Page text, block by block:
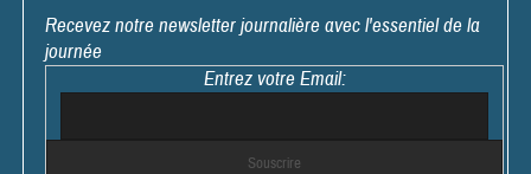
Recevez notre newsletter journalière avec l'essentiel de la
journée
Entrez votre Email: